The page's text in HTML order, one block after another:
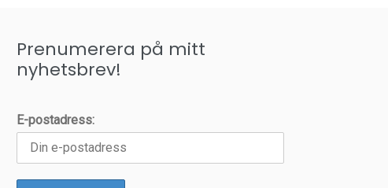
Prenumerera på mitt
nyhetsbrev!
E-postadress: